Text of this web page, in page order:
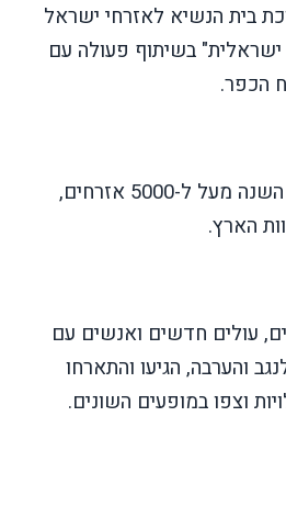
בית הנשיא לאזרחי ישראל
בשיתוף פעולה עם
הכפר.
בסוכת הנשיא התארחו השנה מעל ל-5000 אזרחים,
הארץ.
עולים חדשים ואנשים עם
והערבה, הגיעו והתארחו
וצפו במופעים השונים.